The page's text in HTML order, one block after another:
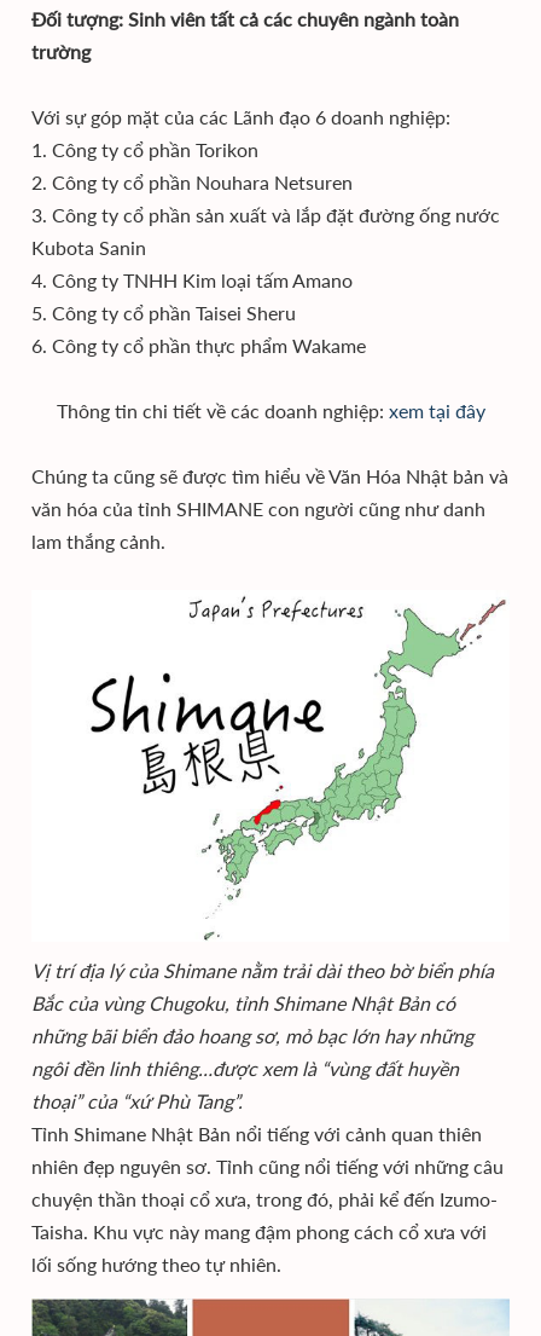
Đối tượng: Sinh viên tất cả các chuyên ngành toàn
trường
Với sự góp mặt của các Lãnh đạo 6 doanh nghiệp:
1. Công ty cổ phần Torikon
2. Công ty cổ phần Nouhara Netsuren
3. Công ty cổ phần sản xuất và lắp đặt đường ống nước
Kubota Sanin
4. Công ty TNHH Kim loại tấm Amano
5. Công ty cổ phần Taisei Sheru
6. Công ty cổ phần thực phẩm Wakame
Thông tin chi tiết về các doanh nghiệp: xem tại đây
Chúng ta cũng sẽ được tìm hiểu về Văn Hóa Nhật bản và
văn hóa của tỉnh SHIMANE con người cũng như danh
lam thắng cảnh.
Vị trí địa lý của Shimane nằm trải dài theo bờ biển phía
Bắc của vùng Chugoku, tỉnh Shimane Nhật Bản có
những bãi biển đảo hoang sơ, mỏ bạc lớn hay những
ngôi đền linh thiêng…được xem là “vùng đất huyền
thoại” của “xứ Phù Tang”.
Tỉnh Shimane Nhật Bản nổi tiếng với cảnh quan thiên
nhiên đẹp nguyên sơ. Tỉnh cũng nổi tiếng với những câu
chuyện thần thoại cổ xưa, trong đó, phải kể đến Izumo-
Taisha. Khu vực này mang đậm phong cách cổ xưa với
lối sống hướng theo tự nhiên.